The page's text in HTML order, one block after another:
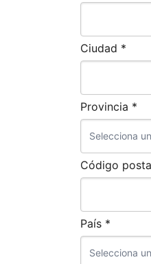
Ciudad *
Provincia *
Código
País *